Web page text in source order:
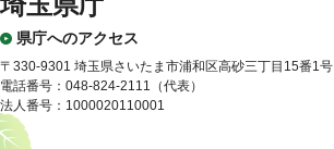
県庁へのアクセス
〒330-9301 埼玉県さいたま市浦和区高砂三丁目15番1号
電話番号：048-824-2111（代表）
法人番号：1000020110001